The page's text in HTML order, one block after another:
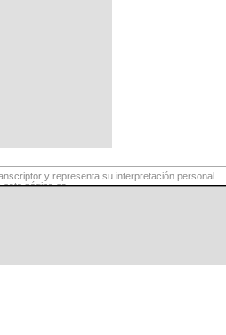
y representa su interpretación personal
esta página es